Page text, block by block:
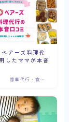
ベアーズ料理代
したママが本音
家事代行・食材